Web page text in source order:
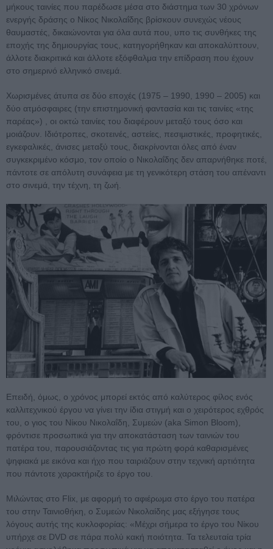
μήκους ταινίες που παρέδωσε μέσα στο διάστημα των 30 χρόνων
ενεργής δράσης ο Νίκος Νικολαΐδης βρίσκουν συνεχώς νέους
θαυμαστές, δικαιώνονται για όλα αυτά που, υπο τις συνθήκες της
εποχής της δημιουργίας τους, κατηγορήθηκαν και αποκαλύπτουν,
άλλοτε διακριτικά και άλλοτε εξόφθαλμα την επίδραση που έχουν
στο σημερινό ελληνικό σινεμά.
Χωρισμένες άτυπα σε δύο εποχές (1975 – 1990, 1990 – 2005) και
δύο ατμόσφαιρες (την επιστημονική φαντασία και τις ταινίες «της
παρέας») , οι οκτώ ταινίες του διαφέρουν μεταξύ τους όσο και
μοιάζουν. Ιδιότροπες, σκοτεινές, αστείες, πεσιμιστικές, προφητικές,
εγκεφαλικές, άνισες μεταξύ τους, διακρίνονται όλες από έναν
συγκεκριμένο κόσμο, τον οποίο ο Νικολαΐδης δεν απαρνήθηκε ποτέ,
πάντοτε σε απόλυτη συνάφεια με τη γενικότερη στάση του απέναντι
στο σινεμά, την τέχνη, τη ζωή.
Επειδή, όμως, ο χρόνος μπορεί εκτός από καλύτερος φίλος ενός
καλλιτεχνικού έργου να γίνει την ίδια στιγμή και ο χειρότερος εχθρός
του, ο γιος του Νίκου Νικολαΐδη, Συμεών (aka Simon Bloom),
φρόντισε προσωπικά για την αποκατάσταση των ταινιών του
πατέρα του, παρουσιάζοντας τις για πρώτη φορά καθαρισμένες
ψηφιακά με εικόνα και ήχο που ταιριάζουν στην τεχνική αρτιότητα
που πάντοτε χαρακτήριζε το έργο του.
Μιλώντας στο Flix, με αφορμή το αφιέρωμα στο έργο του πατέρα
του στην Ταινιοθήκη, ο Συμεών Νικολαίδης μας εξήγησε τους
λόγους αυτής της κυκλοφορίας: «Μέχρι σήμερα το έργο του Νίκου
υπήρχε σε DVD σε πάρα πολύ κακή ποιότητα. Τα τελευταία τρία